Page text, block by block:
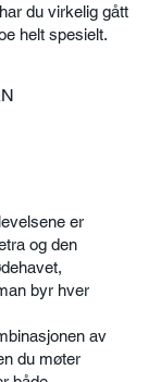
er
og den
byr hver
av
du møter
du virkelig gått
helt spesielt.